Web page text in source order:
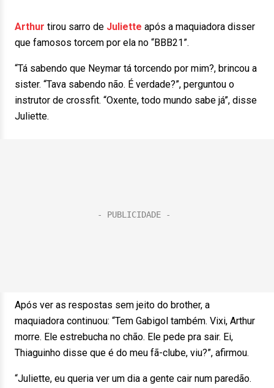
Arthur tirou sarro de Juliette após a maquiadora disser
que famosos torcem por ela no “BBB21”.
“Tá sabendo que Neymar tá torcendo por mim?, brincou a
sister. “Tava sabendo não. É verdade?”, perguntou o
instrutor de crossfit. “Oxente, todo mundo sabe já”, disse
Juliette.
Após ver as respostas sem jeito do brother, a
maquiadora continuou: “Tem Gabigol também. Vixi, Arthur
morre. Ele estrebucha no chão. Ele pede pra sair. Ei,
Thiaguinho disse que é do meu fã-clube, viu?”, afirmou.
“Juliette, eu queria ver um dia a gente cair num paredão.